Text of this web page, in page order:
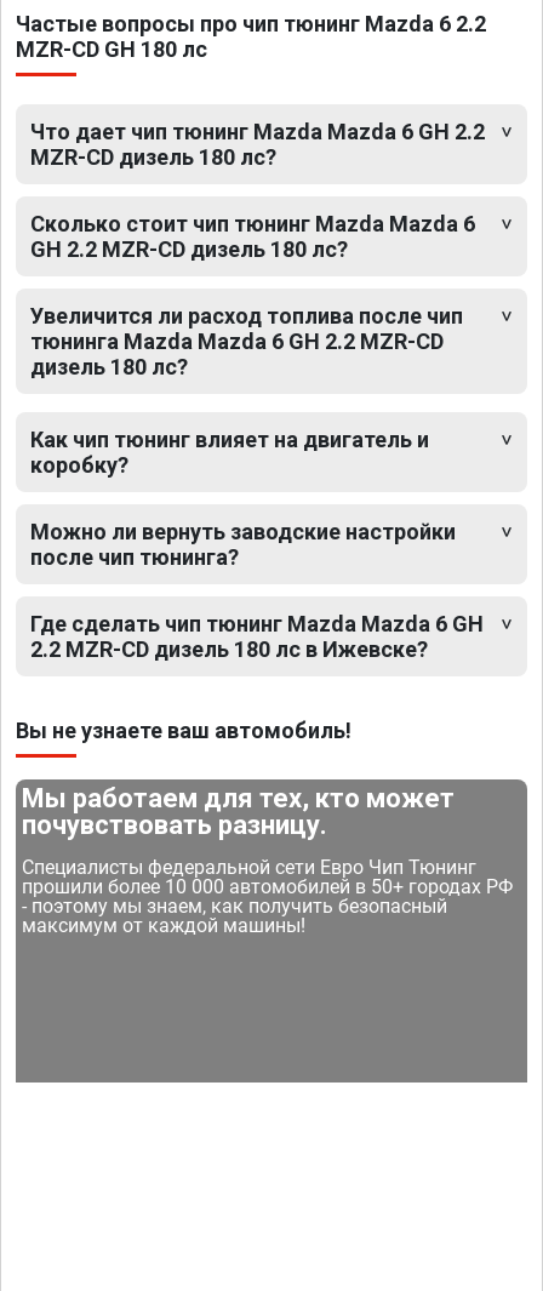
Частые вопросы про чип тюнинг Mazda 6 2.2
MZR-CD GH 180 лс
Что дает чип тюнинг Mazda Mazda 6 GH 2.2
MZR-CD дизель 180 лс?
Сколько стоит чип тюнинг Mazda Mazda 6
GH 2.2 MZR-CD дизель 180 лс?
Увеличится ли расход топлива после чип
тюнинга Mazda Mazda 6 GH 2.2 MZR-CD
дизель 180 лс?
Как чип тюнинг влияет на двигатель и
коробку?
Можно ли вернуть заводские настройки
после чип тюнинга?
Где сделать чип тюнинг Mazda Mazda 6 GH
2.2 MZR-CD дизель 180 лс в Ижевске?
Вы не узнаете ваш автомобиль!
Мы работаем для тех, кто может
почувствовать разницу.
Специалисты федеральной сети Евро Чип Тюнинг
прошили более 10 000 автомобилей в 50+ городах РФ
- поэтому мы знаем, как получить безопасный
максимум от каждой машины!